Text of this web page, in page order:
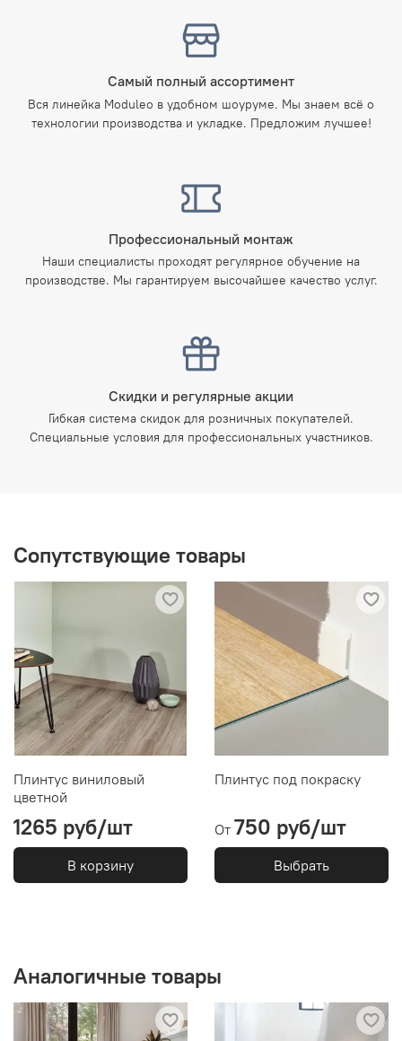
Самый полный ассортимент
Вся линейка Moduleo в удобном шоуруме. Мы знаем всё о
технологии производства и укладке. Предложим лучшее!
Профессиональный монтаж
Наши специалисты проходят регулярное обучение на
производстве. Мы гарантируем высочайшее качество услуг.
Скидки и регулярные акции
Гибкая система скидок для розничных покупателей.
Специальные условия для профессиональных участников.
Сопутствующие товары
Плинтус виниловый
цветной
1265 руб/шт
В корзину
Плинтус под покраску
От 750 руб/шт
Выбрать
Аналогичные товары